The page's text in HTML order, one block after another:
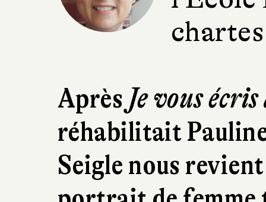
Après Je vous
réhabilitait
Seigle nous